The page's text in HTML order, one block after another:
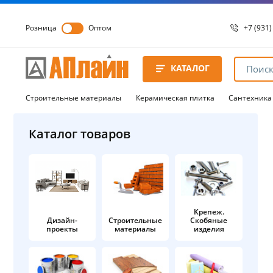
Розница Оптом +7
8 8172
8 8172
КАТАЛОГ
Строительные материалы Керамическая плитка Сантехника
Каталог товаров
Дизайн-
проекты
Строительные
материалы
Крепеж.
Скобяные
изделия